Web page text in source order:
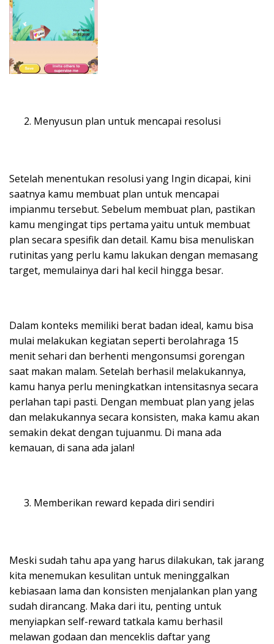
Menyusun plan untuk mencapai resolusi
Setelah menentukan resolusi yang Ingin dicapai, kini
saatnya kamu membuat plan untuk mencapai
impianmu tersebut. Sebelum membuat plan, pastikan
kamu mengingat tips pertama yaitu untuk membuat
plan secara spesifik dan detail. Kamu bisa menuliskan
rutinitas yang perlu kamu lakukan dengan memasang
target, memulainya dari hal kecil hingga besar.
Dalam konteks memiliki berat badan ideal, kamu bisa
mulai melakukan kegiatan seperti berolahraga 15
menit sehari dan berhenti mengonsumsi gorengan
saat makan malam. Setelah berhasil melakukannya,
kamu hanya perlu meningkatkan intensitasnya secara
perlahan tapi pasti. Dengan membuat plan yang jelas
dan melakukannya secara konsisten, maka kamu akan
semakin dekat dengan tujuanmu. Di mana ada
kemauan, di sana ada jalan!
Memberikan reward kepada diri sendiri
Meski sudah tahu apa yang harus dilakukan, tak jarang
kita menemukan kesulitan untuk meninggalkan
kebiasaan lama dan konsisten menjalankan plan yang
sudah dirancang. Maka dari itu, penting untuk
menyiapkan self-reward tatkala kamu berhasil
melawan godaan dan menceklis daftar yang